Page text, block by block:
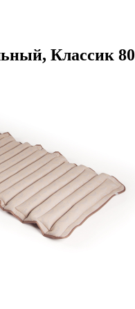
Классик 80